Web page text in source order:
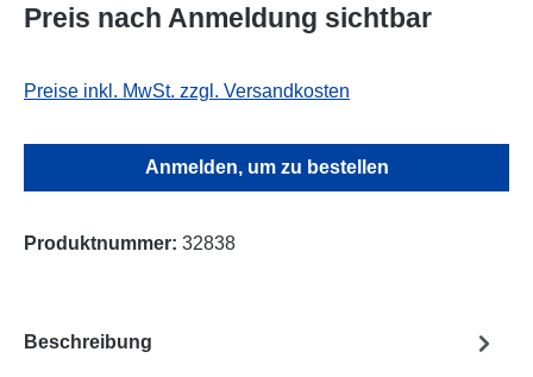
Preis nach Anmeldung sichtbar
Preise inkl. MwSt. zzgl. Versandkosten
Anmelden, um zu bestellen
Produktnummer: 32838
Beschreibung